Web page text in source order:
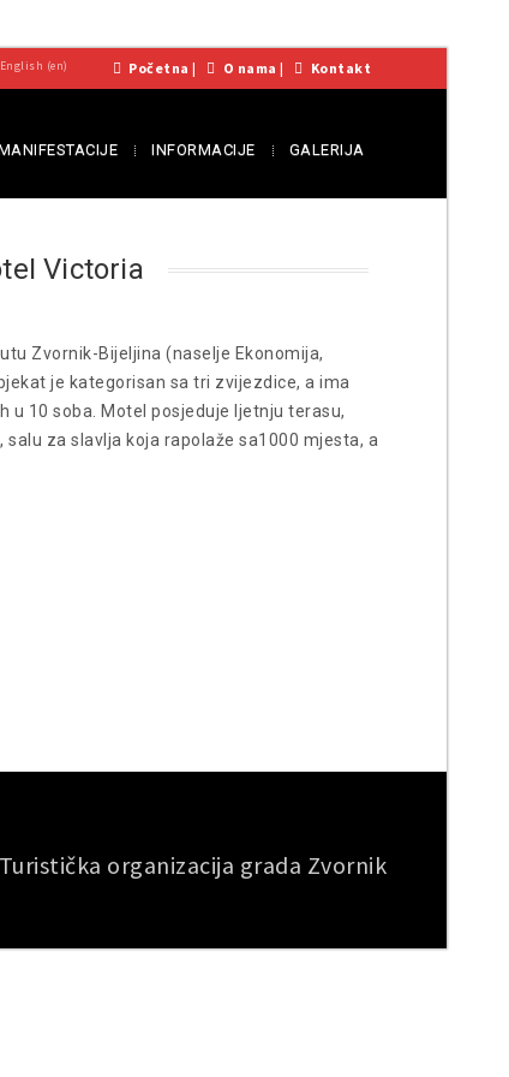
Početna | O nama | Kontakt
INFORMACIJE GALERIJA
Victoria
Zvornik-Bijeljina (naselje Ekonomija,
je kategorisan sa tri zvijezdice, a ima
u 10 soba. Motel posjeduje ljetnju terasu,
za slavlja koja rapolaže sa1000 mjesta, a